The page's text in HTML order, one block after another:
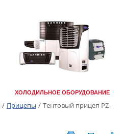
ХОЛОДИЛЬНОЕ ОБОРУДОВАНИЕ
/ Прицепы / Тентовый прицеп PZ-